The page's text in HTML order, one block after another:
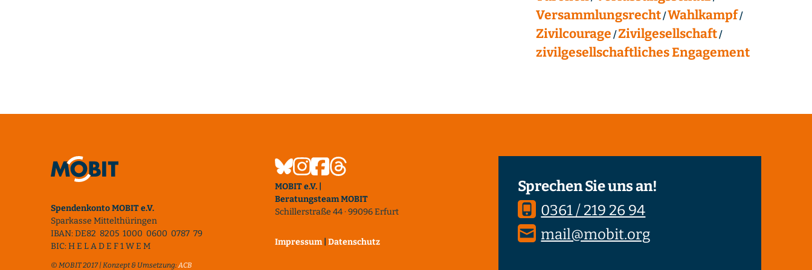
Versammlungsrecht Wahlkampf
Zivilcourage Zivilgesellschaft
zivilgesellschaftliches Engagement
Spendenkonto MOBIT e.V.
Sparkasse Mittelthüringen
IBAN: DE82 8205 1000 0600 0787 79
BIC: H E L A D E F 1 W E M
© MOBIT 2017 | Konzept & Umsetzung:ACB
MOBIT e.V. |
Beratungsteam MOBIT
Schillerstraße 44 · 99096 Erfurt
Impressum Datenschutz
Sprechen Sie uns an!
0361 / 219 26 94
mail@mobit.org